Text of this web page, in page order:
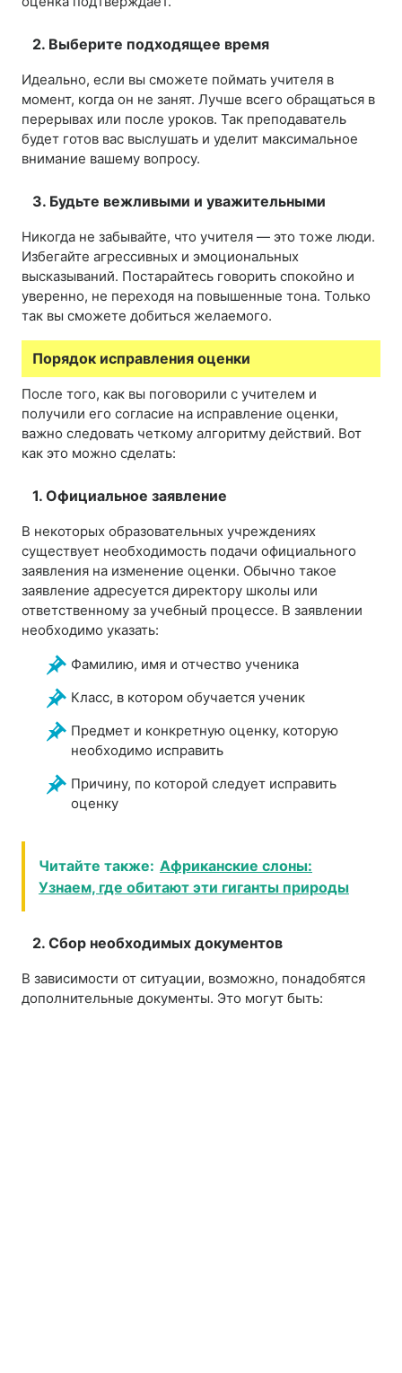
2. Выберите подходящее время
Идеально, если вы сможете поймать учителя в
момент, когда он не занят. Лучше всего обращаться в
перерывах или после уроков. Так преподаватель
будет готов вас выслушать и уделит максимальное
внимание вашему вопросу.
3. Будьте вежливыми и уважительными
Никогда не забывайте, что учителя — это тоже люди.
Избегайте агрессивных и эмоциональных
высказываний. Постарайтесь говорить спокойно и
уверенно, не переходя на повышенные тона. Только
так вы сможете добиться желаемого.
Порядок исправления оценки
После того, как вы поговорили с учителем и
получили его согласие на исправление оценки,
важно следовать четкому алгоритму действий. Вот
как это можно сделать:
1. Официальное заявление
В некоторых образовательных учреждениях
существует необходимость подачи официального
заявления на изменение оценки. Обычно такое
заявление адресуется директору школы или
ответственному за учебный процессе. В заявлении
необходимо указать:
Фамилию, имя и отчество ученика
Класс, в котором обучается ученик
Предмет и конкретную оценку, которую
необходимо исправить
Причину, по которой следует исправить
оценку
Читайте также: Африканские слоны:
Узнаем, где обитают эти гиганты природы
2. Сбор необходимых документов
В зависимости от ситуации, возможно, понадобятся
дополнительные документы. Это могут быть: